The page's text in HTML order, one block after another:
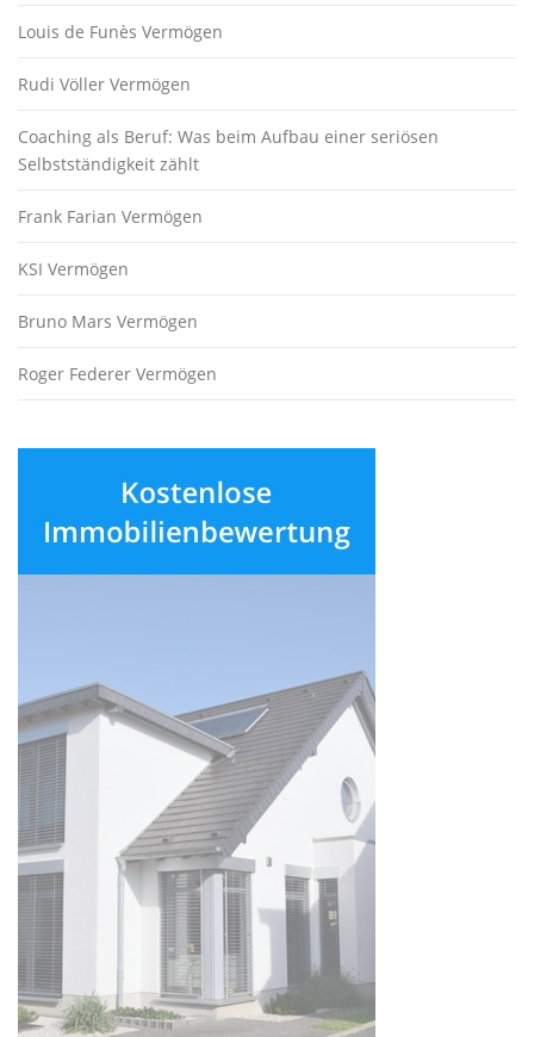
Louis de Funès Vermögen
Rudi Völler Vermögen
Coaching als Beruf: Was beim Aufbau einer seriösen
Selbstständigkeit zählt
Frank Farian Vermögen
KSI Vermögen
Bruno Mars Vermögen
Roger Federer Vermögen